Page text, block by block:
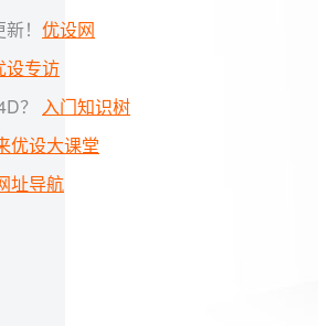
！ 优设网
设专访
？ 入门知识树
优设大课堂
址导航